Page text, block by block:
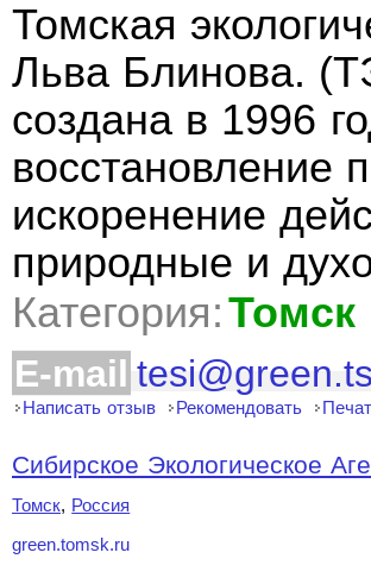
Томская
Льва Блинова.
создана в 1996
восстановление
искоренение
природные и
Категория:Томск
E-mail
Написать отзыв Рекомендовать
Сибирское Экологическое
Томск, Россия
green.tomsk.ru